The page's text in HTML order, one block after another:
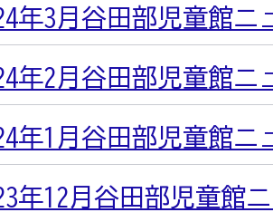
年3月谷田部児童館ニ
年2月谷田部児童館ニ
年1月谷田部児童館ニ
年12月谷田部児童館